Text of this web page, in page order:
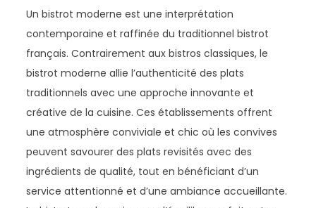
Un bistrot moderne est une interprétation
contemporaine et raffinée du traditionnel bistrot
français. Contrairement aux bistros classiques, le
bistrot moderne allie l’authenticité des plats
traditionnels avec une approche innovante et
créative de la cuisine. Ces établissements offrent
une atmosphère conviviale et chic où les convives
peuvent savourer des plats revisités avec des
ingrédients de qualité, tout en bénéficiant d’un
service attentionné et d’une ambiance accueillante.